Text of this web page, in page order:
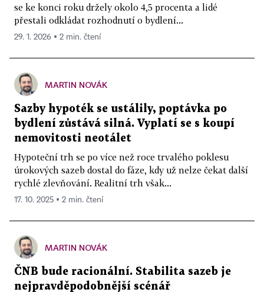
se ke konci roku držely okolo 4,5 procenta a lidé
přestali odkládat rozhodnutí o bydlení...
29. 1. 2026 ▪ 2 min. čtení
MARTIN NOVÁK
Sazby hypoték se ustálily, poptávka po
bydlení zůstává silná. Vyplatí se s koupí
nemovitosti neotálet
Hypoteční trh se po více než roce trvalého poklesu
úrokových sazeb dostal do fáze, kdy už nelze čekat další
rychlé zlevňování. Realitní trh však...
17. 10. 2025 ▪ 2 min. čtení
MARTIN NOVÁK
ČNB bude racionální. Stabilita sazeb je
nejpravděpodobnější scénář